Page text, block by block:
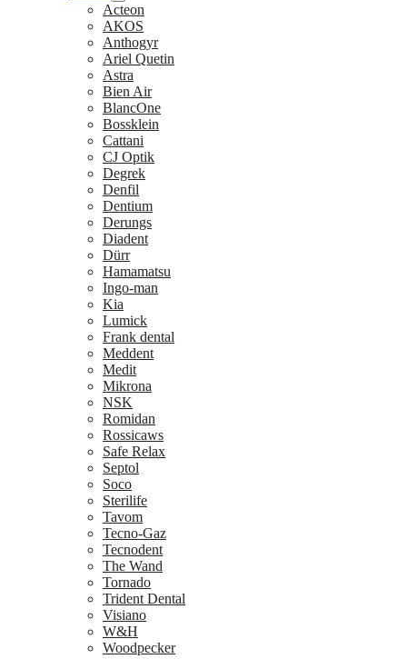
Acteon
AKOS
Anthogyr
Ariel Quetin
Astra
Bien Air
BlancOne
Bossklein
Cattani
CJ Optik
Degrek
Denfil
Dentium
Derungs
Diadent
Dürr
Hamamatsu
Ingo-man
Kia
Lumick
Frank dental
Meddent
Medit
Mikrona
NSK
Romidan
Rossicaws
Safe Relax
Septol
Soco
Sterilife
Tavom
Tecno-Gaz
Tecnodent
The Wand
Tornado
Trident Dental
Visiano
W&H
Woodpecker